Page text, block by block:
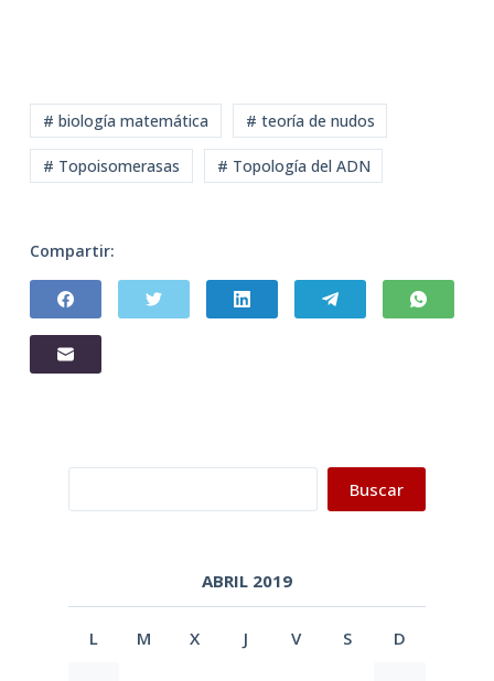
# biología matemática # teoría de nudos
# Topoisomerasas # Topología del ADN
Compartir:
Buscar
ABRIL 2019
L M X J V S D